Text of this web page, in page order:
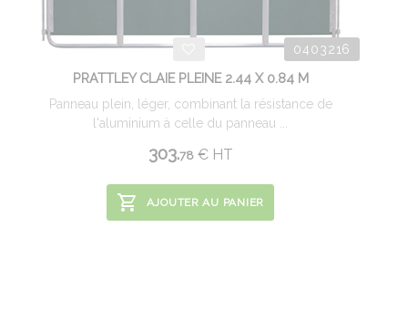
0403216
PRATTLEY CLAIE PLEINE 2.44 X 0.84 M
Panneau plein, léger, combinant la résistance de
l'aluminium à celle du panneau ...
303.78 €HT
AJOUTER AU PANIER